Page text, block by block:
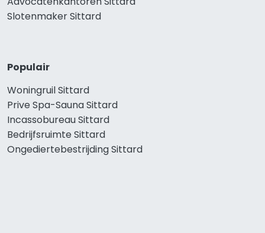
Slotenmaker Sittard
Populair
Woningruil Sittard
Prive Spa-Sauna Sittard
Incassobureau Sittard
Bedrijfsruimte Sittard
Ongediertebestrijding Sittard